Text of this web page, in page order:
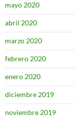
mayo 2020
abril 2020
marzo 2020
febrero 2020
enero 2020
diciembre 2019
noviembre 2019